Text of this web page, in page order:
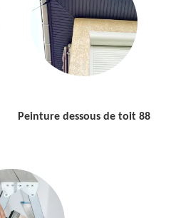
Peinture dessous de toit 88